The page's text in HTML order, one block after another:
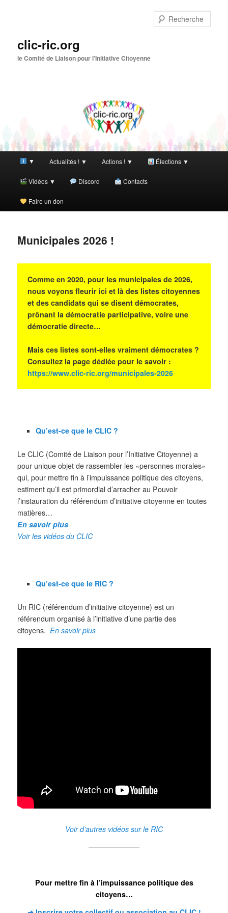
clic-ric.org
le Comité de Liaison pour l’Initiative Citoyenne
principal
▼ Actualités ! ▼ Actions ! ▼ Élections ▼
Vidéos ▼ Discord Contacts
Faire un don
Municipales 2026 !
Comme en 2020, pour les municipales de 2026,
nous voyons fleurir ici et là des listes citoyennes
et des candidats qui se disent démocrates,
prônant la démocratie participative, voire une
démocratie directe…
Mais ces listes sont-elles vraiment démocrates ?
Consultez la page dédiée pour le savoir :
https://www.clic-ric.org/municipales-2026
Qu’est-ce que le CLIC ?
Le CLIC (Comité de Liaison pour l’Initiative Citoyenne) a
pour unique objet de rassembler les «personnes morales»
qui, pour mettre fin à l’impuissance politique des citoyens,
estiment qu’il est primordial d’arracher au Pouvoir
l’instauration du référendum d’initiative citoyenne en toutes
matières…
En savoir plus
Voir les vidéos du CLIC
Qu’est-ce que le RIC ?
Un RIC (référendum d’initiative citoyenne) est un
référendum organisé à l’initiative d’une partie des
citoyens.En savoir plus
Voir d’autres vidéos sur le RIC
Pour mettre fin à l’impuissance politique des
citoyens…